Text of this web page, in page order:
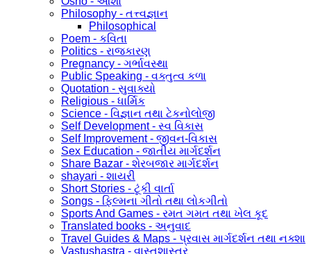
Philosophy - તત્ત્વજ્ઞાન
Philosophical
Poem - કવિતા
Politics - રાજકારણ
Pregnancy - ગર્ભાવસ્થા
Public Speaking - વક્તુત્વ કળા
Quotation - સુવાક્યો
Religious - ધાર્મિક
Science - વિજ્ઞાન તથા ટેકનોલોજી
Self Development - સ્વ વિકાસ
Self Improvement - જીવન-વિકાસ
Sex Education - જાતીય માર્ગદર્શન
Share Bazar - શેરબજાર માર્ગદર્શન
shayari - શાયરી
Short Stories - ટૂંકી વાર્તા
Songs - ફિલ્મના ગીતો તથા લોકગીતો
Sports And Games - રમત ગમત તથા ખેલ કૂદ
Translated books - અનુવાદ
Travel Guides & Maps - પ્રવાસ માર્ગદર્શન તથા નક્શા
Vastushastra - વાસ્તુશાસ્ત્ર